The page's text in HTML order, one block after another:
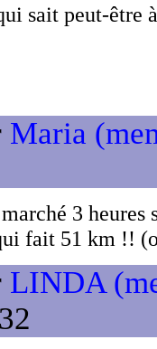
sait peut-être
Maria
3 heures
fait 51 km !!
LINDA